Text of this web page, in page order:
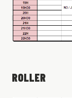
ROLLER